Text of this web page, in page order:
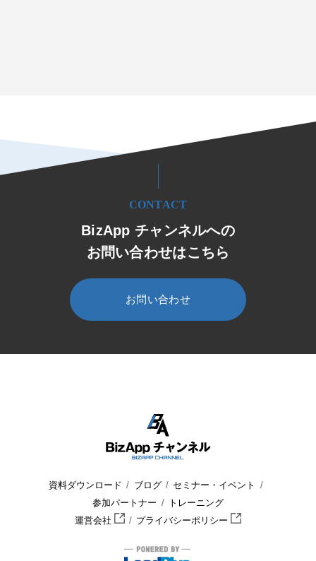
CONTACT
BizApp チャンネルへの
お問い合わせはこちら
お問い合わせ
資料ダウンロード ブログ
セミナー・イベント
参加パートナー
トレーニング
運営会社
プライバシーポリシー